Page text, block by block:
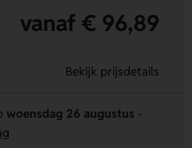
vanaf € 96,89
Bekijk prijsdetails
woensdag 26 augustus